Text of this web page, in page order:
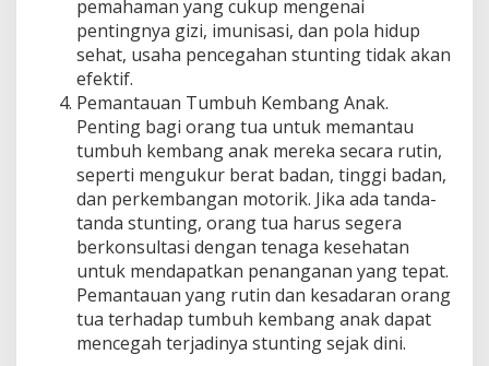
pemahaman yang cukup mengenai
pentingnya gizi, imunisasi, dan pola hidup
sehat, usaha pencegahan stunting tidak akan
efektif.
Pemantauan Tumbuh Kembang Anak.
Penting bagi orang tua untuk memantau
tumbuh kembang anak mereka secara rutin,
seperti mengukur berat badan, tinggi badan,
dan perkembangan motorik. Jika ada tanda-
tanda stunting, orang tua harus segera
berkonsultasi dengan tenaga kesehatan
untuk mendapatkan penanganan yang tepat.
Pemantauan yang rutin dan kesadaran orang
tua terhadap tumbuh kembang anak dapat
mencegah terjadinya stunting sejak dini.